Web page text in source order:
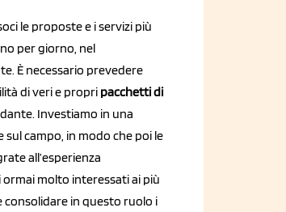
le proposte e i servizi più
per giorno, nel
È necessario prevedere
di veri e propri pacchetti di
Investiamo in una
campo, in modo che poi le
all’esperienza
molto interessati ai più
in questo ruolo i